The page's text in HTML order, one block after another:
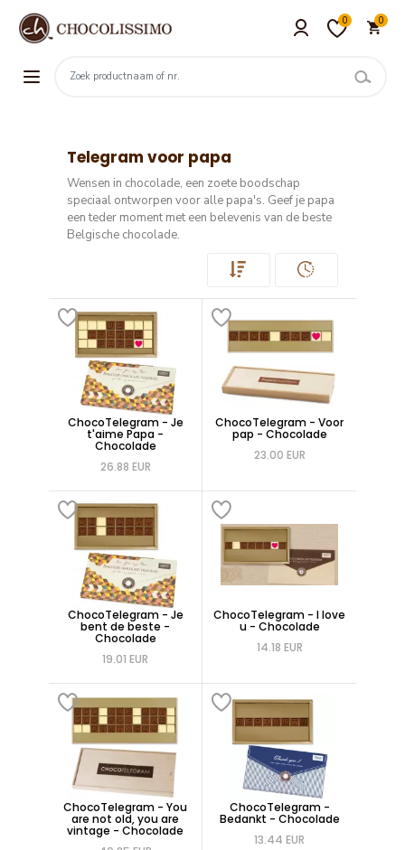
0 0
Telegram voor papa
Wensen in chocolade, een zoete boodschap
speciaal ontworpen voor alle papa's. Geef je papa
een teder moment met een belevenis van de beste
Belgische chocolade.
ChocoTelegram - Je
t'aime Papa -
Chocolade
26.88 EUR
ChocoTelegram - Voor
pap - Chocolade
23.00 EUR
ChocoTelegram - Je
bent de beste -
Chocolade
19.01 EUR
ChocoTelegram - I love
u - Chocolade
14.18 EUR
ChocoTelegram - You
are not old, you are
vintage - Chocolade
ChocoTelegram -
Bedankt - Chocolade
13.44 EUR